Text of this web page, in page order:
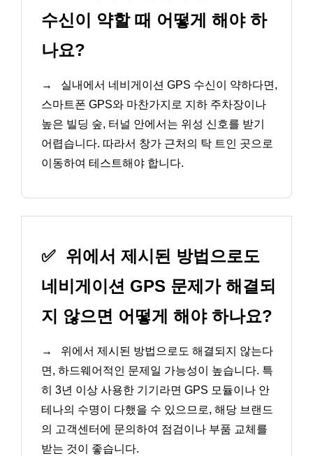
수신이 약할 때 어떻게 해야 하
나요?
→
실내에서 네비게이션 GPS 수신이 약하다면,
스마트폰 GPS와 마찬가지로 지하 주차장이나
높은 빌딩 숲, 터널 안에서는 위성 신호를 받기
어렵습니다. 따라서 창가 근처의 탁 트인 곳으로
이동하여 테스트해야 합니다.
✅ 위에서 제시된 방법으로도
네비게이션 GPS 문제가 해결되
지 않으면 어떻게 해야 하나요?
→
위에서 제시된 방법으로도 해결되지 않는다
면, 하드웨어적인 문제일 가능성이 높습니다. 특
히 3년 이상 사용한 기기라면 GPS 모듈이나 안
테나의 수명이 다했을 수 있으므로, 해당 브랜드
의 고객센터에 문의하여 점검이나 부품 교체를
받는 것이 좋습니다.